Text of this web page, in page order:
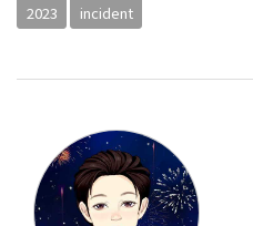
2023 incident